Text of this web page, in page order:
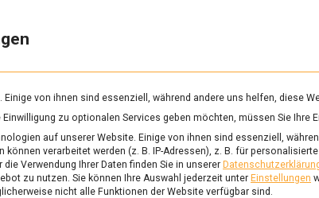
zu
&
Ernährung
SCHLAGWORT: BLOCKCHAIN
von ihnen sind essenziell, während andere uns helfen, diese
Einwilligung zu optionalen Services geben möchten, müssen Sie Ihre
auf unserer Website. Einige von ihnen sind essenziell,
können verarbeitet werden (z. B. IP-Adressen), z. B. für
Verwendung Ihrer Daten finden Sie in unserer
zu nutzen. Sie können Ihre Auswahl jederzeit unter Einstellungen
nicht alle Funktionen der Website verfügbar sind.